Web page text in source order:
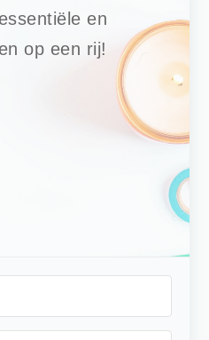
en
op een rij!